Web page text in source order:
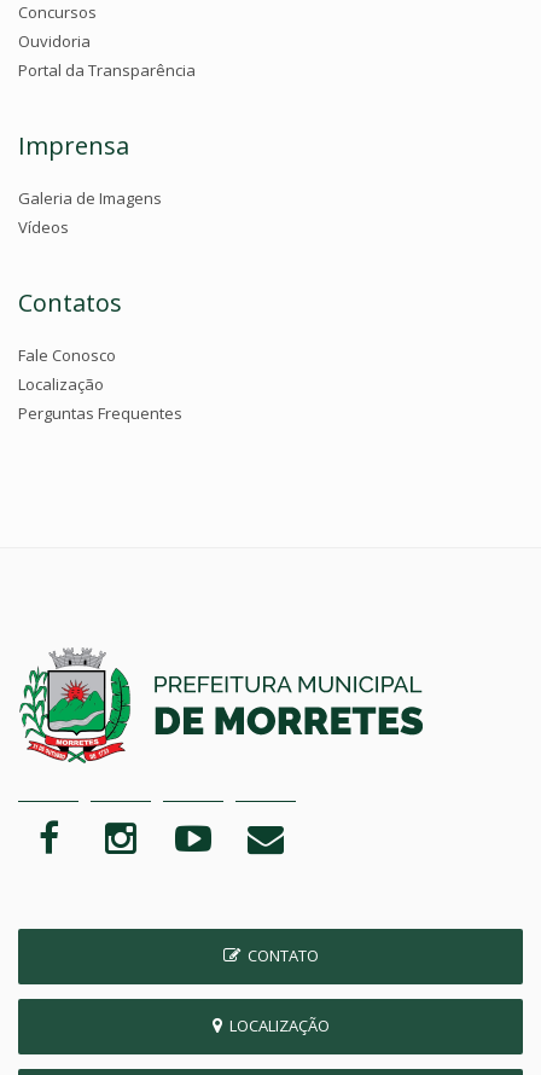
Concursos
Ouvidoria
Portal da Transparência
Imprensa
Galeria de Imagens
Vídeos
Contatos
Fale Conosco
Localização
Perguntas Frequentes
CONTATO
LOCALIZAÇÃO